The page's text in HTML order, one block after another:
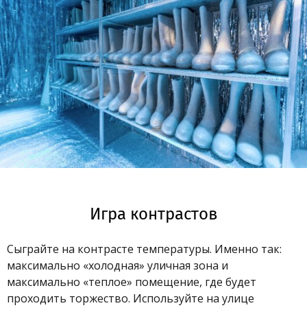
Игра контрастов
Сыграйте на контрасте температуры. Именно так:
максимально «холодная» уличная зона и
максимально «теплое» помещение, где будет
проходить торжество. Используйте на улице